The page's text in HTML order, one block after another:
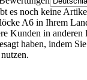
es noch keine
A6 in Ihrem
Kunden in anderen
haben, indem